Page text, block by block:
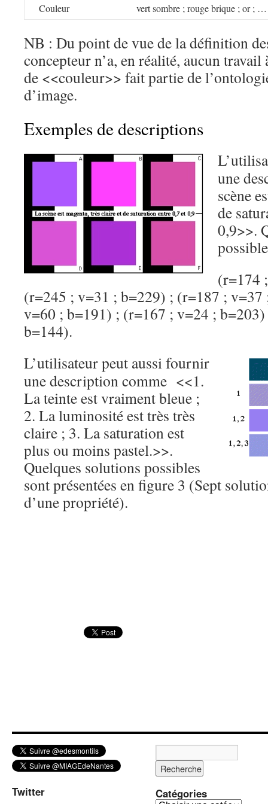
Couleur vert sombre ; rouge brique ; or ; …
NB : Du point de vue de la définition
concepteur n’a, en réalité, aucun
de <<couleur>> fait partie de
d’image.
Exemples de descriptions
une
scène
de
0,9>>.
(r=174
(r=245 ; v=31 ; b=229) ; (r=187 ;
v=60 ; b=191) ; (r=167 ; v=24 ;
b=144).
L’utilisateur peut aussi fournir
une description comme <<1.
La teinte est vraiment bleue ;
2. La luminosité est très très
claire ; 3. La saturation est
plus ou moins pastel.>>.
Quelques solutions possibles
sont présentées en figure 3 (Sept
d’une propriété).
Twitter Catégories